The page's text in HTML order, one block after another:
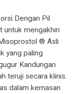
Dengan Pil
untuk mengakhiri
® Asli
yang paling
Kandungan
teruji secara klinis.
dalam kemasan